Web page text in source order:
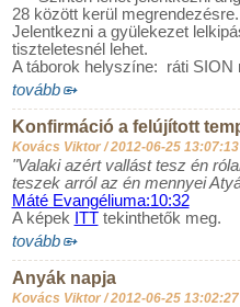
28 között kerül megrendezésre.
Jelentkezni a gyülekezet
tiszteletesnél lehet.
A táborok helyszíne:
ráti SION
tovább
Konfirmáció a felújított
Kovács Viktor /2012-06-25 13:07:13
"Valaki azért vallást tesz én
teszek arról az én mennyei
Máté Evangéliuma:10:32
A képek ITTtekinthetők meg.
tovább
Anyák napja
Kovács Viktor /2012-06-25 13:02:27